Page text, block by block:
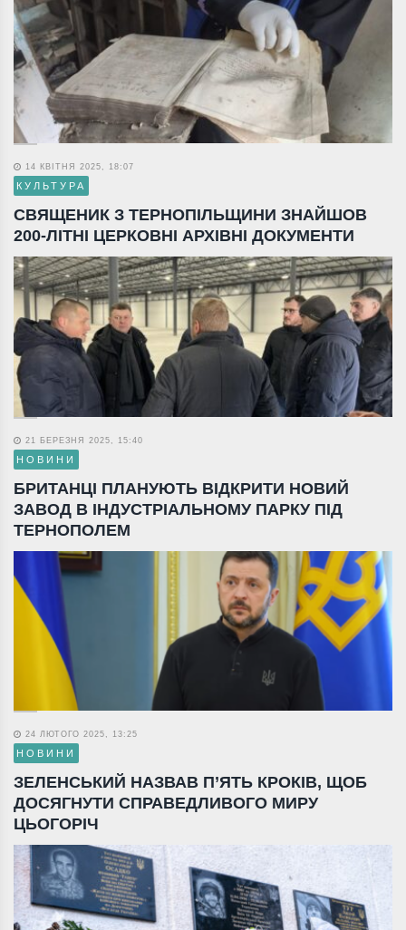
14 КВІТНЯ 2025, 18:07
КУЛЬТУРА
СВЯЩЕНИК З ТЕРНОПІЛЬЩИНИ ЗНАЙШОВ
200-ЛІТНІ ЦЕРКОВНІ АРХІВНІ ДОКУМЕНТИ
21 БЕРЕЗНЯ 2025, 15:40
НОВИНИ
БРИТАНЦІ ПЛАНУЮТЬ ВІДКРИТИ НОВИЙ
ЗАВОД В ІНДУСТРІАЛЬНОМУ ПАРКУ ПІД
ТЕРНОПОЛЕМ
24 ЛЮТОГО 2025, 13:25
НОВИНИ
ЗЕЛЕНСЬКИЙ НАЗВАВ П’ЯТЬ КРОКІВ, ЩОБ
ДОСЯГНУТИ СПРАВЕДЛИВОГО МИРУ
ЦЬОГОРІЧ